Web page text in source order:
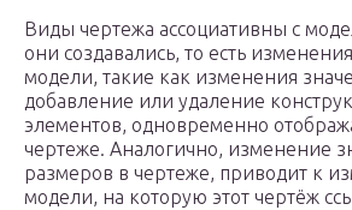
Виды чертежа ассоциативны с
они создавались, то есть
модели, такие как изменения
добавление или удаление
элементов, одновременно
чертеже. Аналогично, изменение
размеров в чертеже, приводит к
модели, на которую этот чертёж